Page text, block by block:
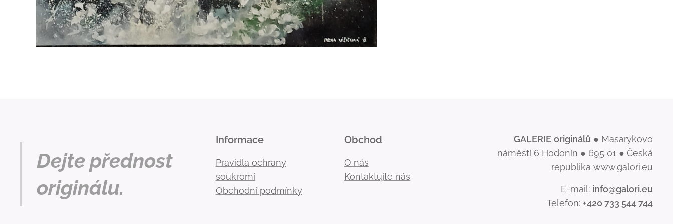
Dejte přednost
originálu.
Informace
Pravidla ochrany
soukromí
Obchodní podmínky
Obchod
O nás
Kontaktujte nás
GALERIE originálů ● Masarykovo
náměstí 6 Hodonín ● 695 01 ● Česká
republika www.galori.eu
E-mail: info@galori.eu
Telefon: +420 733 544 744